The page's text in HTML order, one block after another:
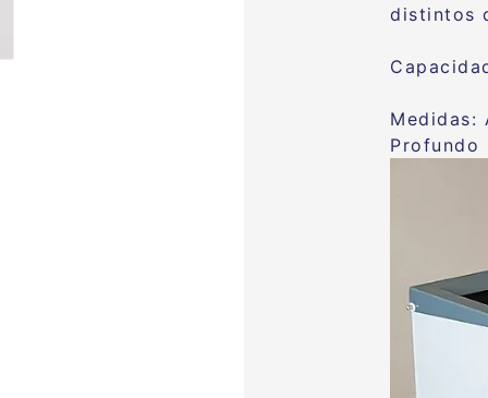
distintos
Medidas:
Profundo